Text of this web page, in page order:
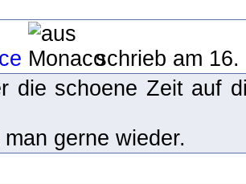
schrieb am
die schoene Zeit auf
gerne wieder.